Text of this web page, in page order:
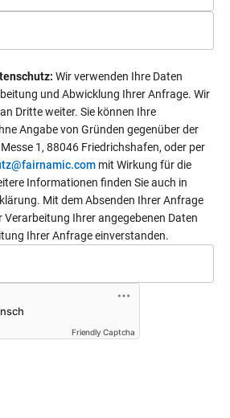
Wir verwenden Ihre Daten
und Abwicklung Ihrer Anfrage. Wir
Dritte weiter. Sie können Ihre
Angabe von Gründen gegenüber der
1, 88046 Friedrichshafen, oder per
mit Wirkung für die
Informationen finden Sie auch in
Mit dem Absenden Ihrer Anfrage
Verarbeitung Ihrer angegebenen Daten
Ihrer Anfrage einverstanden.
Friendly Captcha